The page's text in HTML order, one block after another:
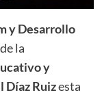
y Desarrollo
la
y
Díaz Ruizesta